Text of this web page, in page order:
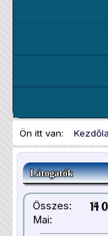
Ön itt van:
Látogatók
Összes: 14
Mai: